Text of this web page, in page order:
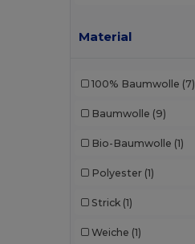
Material
100% Baumwolle (7)
Baumwolle (9)
Bio-Baumwolle (1)
Polyester (1)
Strick (1)
Weiche (1)